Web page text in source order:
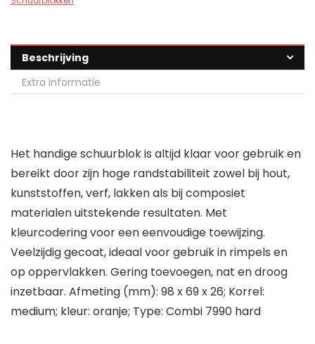
Beschrijving
Extra informatie
Het handige schuurblok is altijd klaar voor gebruik en
bereikt door zijn hoge randstabiliteit zowel bij hout,
kunststoffen, verf, lakken als bij composiet
materialen uitstekende resultaten. Met
kleurcodering voor een eenvoudige toewijzing.
Veelzijdig gecoat, ideaal voor gebruik in rimpels en
op oppervlakken. Gering toevoegen, nat en droog
inzetbaar. Afmeting (mm): 98 x 69 x 26; Korrel:
medium; kleur: oranje; Type: Combi 7990 hard